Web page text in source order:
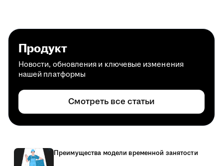
Продукт
Новости, обновления и ключевые изменения
нашей платформы
Смотреть все статьи
Преимущества модели временной занятости